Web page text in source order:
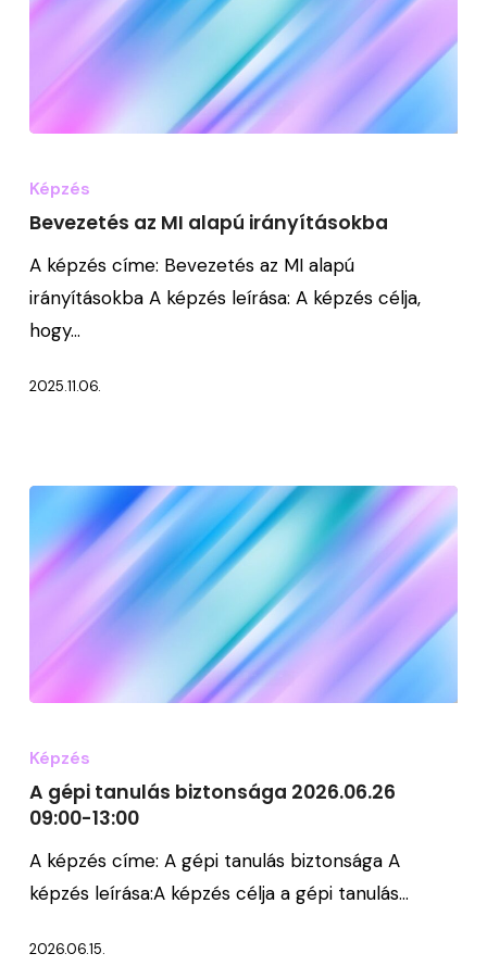
az
MI
irányításokba
Képzés
Bevezetés az MI alapú irányításokba
A képzés címe: Bevezetés az MI alapú
irányításokba A képzés leírása: A képzés célja,
hogy…
2025.11.06.
gépi
tanulás
biztonsága
2026.06.26
09:00-
Képzés
A gépi tanulás biztonsága 2026.06.26
09:00-13:00
A képzés címe: A gépi tanulás biztonsága A
képzés leírása:A képzés célja a gépi tanulás…
2026.06.15.